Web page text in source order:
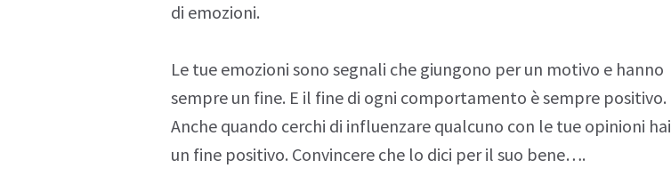
di emozioni.
Le tue emozioni sono segnali che giungono per un motivo e hanno
sempre un fine. E il fine di ogni comportamento è sempre positivo.
Anche quando cerchi di influenzare qualcuno con le tue opinioni hai
un fine positivo. Convincere che lo dici per il suo bene….